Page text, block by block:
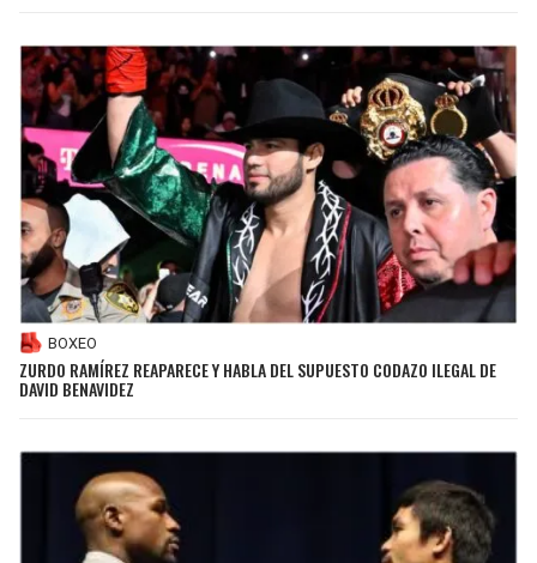
BOXEO
ZURDO RAMÍREZ REAPARECE Y HABLA DEL SUPUESTO CODAZO ILEGAL DE
DAVID BENAVIDEZ